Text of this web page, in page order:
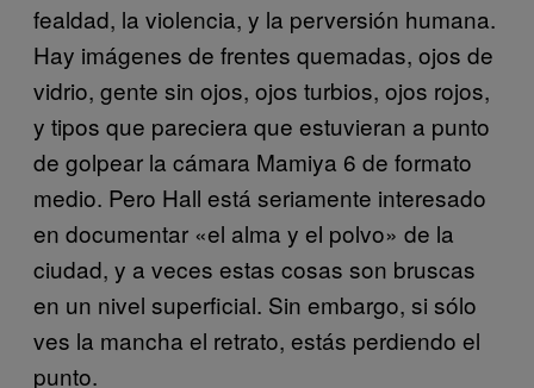
fealdad, la violencia, y la perversión humana.
Hay imágenes de frentes quemadas, ojos de
vidrio, gente sin ojos, ojos turbios, ojos rojos,
y tipos que pareciera que estuvieran a punto
de golpear la cámara Mamiya 6 de formato
medio. Pero Hall está seriamente interesado
en documentar «el alma y el polvo» de la
ciudad, y a veces estas cosas son bruscas
en un nivel superficial. Sin embargo, si sólo
ves la mancha el retrato, estás perdiendo el
punto.